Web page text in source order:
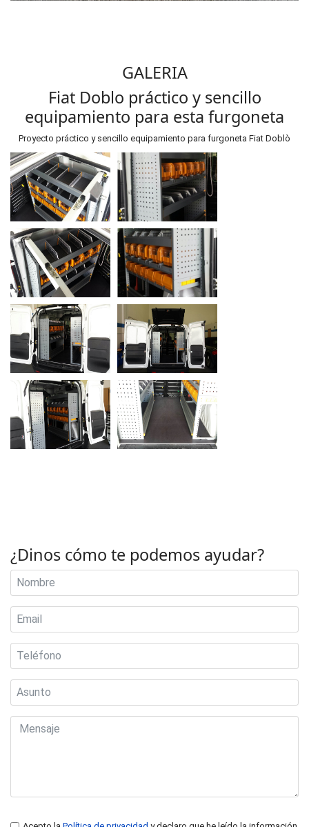
GALERIA
Fiat Doblo práctico y sencillo
equipamiento para esta furgoneta
Proyecto práctico y sencillo equipamiento para furgoneta Fiat Doblò
¿Dinos cómo te podemos ayudar?